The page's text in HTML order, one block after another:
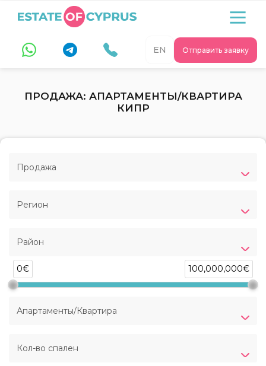
Отправить заявку
EN
ПРОДАЖА: АПАРТАМЕНТЫ/КВАРТИРА
КИПР
Продажа
Регион
Район
0€ 100,000,000€
Апартаменты/Квартира
Кол-во спален